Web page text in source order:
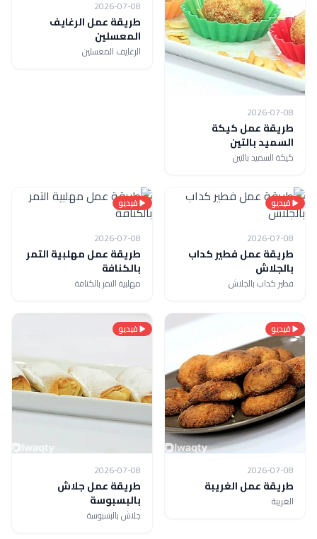
2026-07-08
طريقة عمل كيكة
السميد بالتين
كيكة السميد بالتين
2026-07-08
طريقة عمل الرغايف
المعسلين
الرغايف المعسلين
فيديو
2026-07-08
طريقة عمل فطير كداب
بالجلاش
فطير كداب بالجلاش
فيديو
2026-07-08
طريقة عمل مهلبية التمر
بالكنافة
مهلبية التمر بالكنافة
فيديو
2026-07-08
طريقة عمل الغريبة
الغريبة
فيديو
2026-07-08
طريقة عمل جلاش
بالبسبوسة
جلاش بالبسبوسة